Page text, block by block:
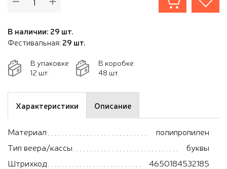
В наличии: 29 шт.
Фестивальная: 29 шт.
В упаковке
12 шт.
В коробке
48 шт.
Характеристики Описание
Материал
полипропилен
Тип веера/кассы
буквы
Штрихкод
4650184532185